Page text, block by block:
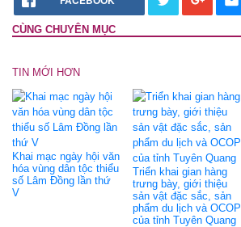
CÙNG CHUYÊN MỤC
TIN MỚI HƠN
Khai mạc ngày hội văn
hóa vùng dân tộc thiểu
số Lâm Đồng lần thứ
V
Triển khai gian hàng
trưng bày, giới thiệu
sản vật đặc sắc, sản
phẩm du lịch và OCOP
của tỉnh Tuyên Quang